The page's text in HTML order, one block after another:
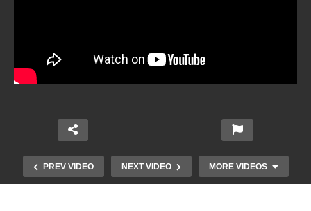
PREV VIDEO NEXT VIDEO MORE VIDEOS